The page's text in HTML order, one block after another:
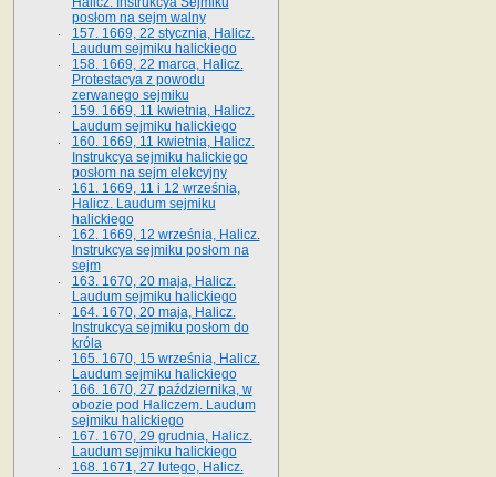
posłom na sejm walny
157. 1669, 22 stycznia, Halicz.
Laudum sejmiku halickiego
158. 1669, 22 marca, Halicz.
Protestacya z powodu
zerwanego sejmiku
159. 1669, 11 kwietnia, Halicz.
Laudum sejmiku halickiego
160. 1669, 11 kwietnia, Halicz.
Instrukcya sejmiku halickiego
posłom na sejm elekcyjny
161. 1669, 11 i 12 września,
Halicz. Laudum sejmiku
halickiego
162. 1669, 12 września, Halicz.
Instrukcya sejmiku posłom na
sejm
163. 1670, 20 maja, Halicz.
Laudum sejmiku halickiego
164. 1670, 20 maja, Halicz.
Instrukcya sejmiku posłom do
króla
165. 1670, 15 września, Halicz.
Laudum sejmiku halickiego
166. 1670, 27 października, w
obozie pod Haliczem. Laudum
sejmiku halickiego
167. 1670, 29 grudnia, Halicz.
Laudum sejmiku halickiego
168. 1671, 27 lutego, Halicz.